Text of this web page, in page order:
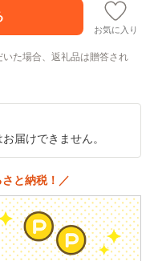
お気に入り
た場合、返礼品は贈答され
届けできません。
と納税！／